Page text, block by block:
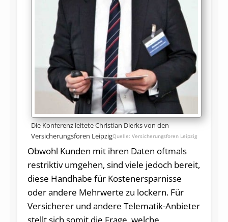
Die Konferenz leitete Christian Dierks von den
Versicherungsforen Leipzig
Versicherungsforen Leipzig
Obwohl Kunden mit ihren Daten oftmals
restriktiv umgehen, sind viele jedoch bereit,
diese Handhabe für Kostenersparnisse
oder andere Mehrwerte zu lockern. Für
Versicherer und andere Telematik-Anbieter